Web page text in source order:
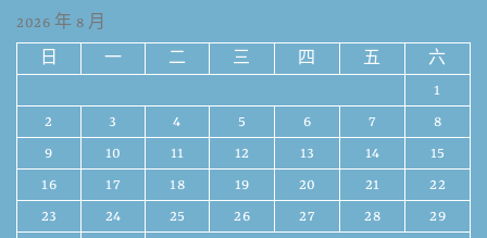
2026 年 8 月
日 一 二 三 四 五
六
1
2
3 4 5 6 7
8
9
10 11 12 13 14
15
16
17 18 19 20 21
22
23
24 25 26 27 28 29